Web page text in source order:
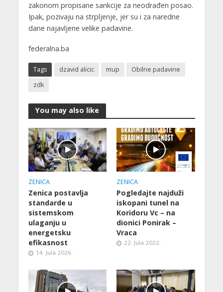
zakonom propisane sankcije za neodrađen posao.
Ipak, pozivaju na strpljenje, jer su i za naredne
dane najavljene velike padavine.
federalna.ba
Tags dzavid alicic mup
Obilne padavine
zdk
You may also like
ZENICA
Zenica postavlja
standarde u
sistemskom
ulaganju u
energetsku
efikasnost
14. Jula 2026.
ZENICA
Pogledajte najduži
iskopani tunel na
Koridoru Vc – na
dionici Ponirak –
Vraca
22. Jula 2022.